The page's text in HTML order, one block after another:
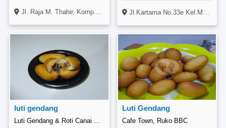
Jl. Raja M. Thahir, Komp. Ruko Airmas Greenland, Lubuk Baja, Batam Jl.Kartama No.33e Kel.Maharatu Kec.Marpoyan Damai Pekanbaru Riau
luti gendang
Luti Gendang & Roti Canai Najahwa, Perum. Griya Sidomulyo
Luti Gendang
Cafe Town, Ruko BBC